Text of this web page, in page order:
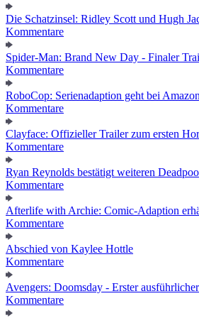
Die Schatzinsel: Ridley Scott und Hugh
Kommentare
Spider-Man: Brand New Day - Finaler
Kommentare
RoboCop: Serienadaption geht bei
Kommentare
Clayface: Offizieller Trailer zum ersten
Kommentare
Ryan Reynolds bestätigt weiteren
Kommentare
Afterlife with Archie: Comic-Adaption
Kommentare
Abschied von Kaylee Hottle
Kommentare
Avengers: Doomsday - Erster
Kommentare